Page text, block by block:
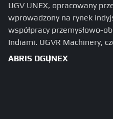
UGV UNEX, opracowany
wprowadzony na rynek
współpracy przemysłowo-
Indiami. UGVR Machinery,
ABRIS DGUNEX